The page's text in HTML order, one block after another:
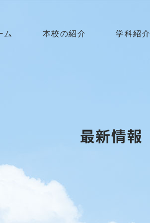
ム 本校の紹介 学科紹介
最新情報